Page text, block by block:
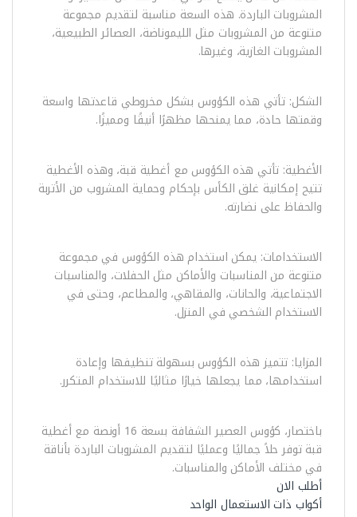
المشروبات الباردة. هذه السعة مناسبة لتقديم مجموعة
متنوعة من المشروبات مثل الليموناضة، العصائر الطبيعية،
المشروبات الغازية، وغيرها.
الشكل: تأتي هذه الكؤوس بشكل مخروطي قاعدتها واسعة
وقمتها حادة، مما يمنحها مظهرًا أنيقًا ومميزًا.
الأغطية: تأتي هذه الكؤوس مع أغطية قبة، وهذه الأغطية
تتيح إمكانية غلق الكأس بإحكام وحماية المشروب من الأتربة
والحفاظ على نضارته.
الاستخدامات: يمكن استخدام هذه الكؤوس في مجموعة
متنوعة من المناسبات والأماكن مثل الحفلات، والمناسبات
الاجتماعية، والحانات، والمقاهي، والمطاعم، وحتى في
الاستخدام الشخصي في المنزل.
المزايا: تتميز هذه الكؤوس بسهولة تنظيفها وإعادة
استخدامها، مما يجعلها خيارًا مثاليًا للاستخدام المتكرر.
باختصار، كؤوس العصير الشفافة بسعة 16 أونصة مع أغطية
قبة توفر حلاً جماليًا وعمليًا لتقديم المشروبات الباردة بأناقة
في مختلف الأماكن والمناسبات.
أطلب الان
أكواب ذات الاستعمال الواحد